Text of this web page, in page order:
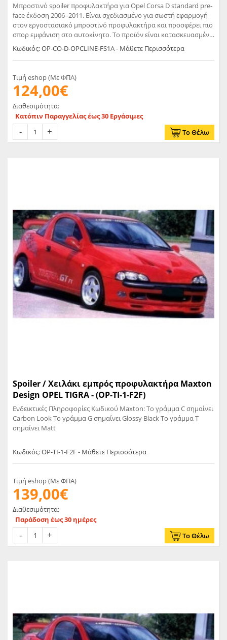
Μπροστινό spoiler προφυλακτήρα για Opel Corsa D standard pre-
face έκδοση 2006–2011. Είναι σχεδιασμένο για σωστή εφαρμογή
στον εργοστασιακό μπροστινό προφυλακτήρα και προσφέρει πιο
σπορ εμφάνιση στο αυτοκίνητο. Το προϊόν είναι κατασκευασμένο
από υψηλής ποιότητας ABS plastic, ένα υλικό που έχει
δημιουργηθεί ειδικά για χρήση στην αυτοκινητοβιομηχανία.
Χαρακτηριστικά Προϊόντος: Προϊόν: Μπροστινό spoiler
προφυλακτήρα Μοντέλο: Opel Corsa D Έκδοση: Standard pre-face
Χρονολογία: 2006–2011 Υλικό: ABS plastic Φινίρισμα: Άβαφο,
απαιτεί βαφή Πιστοποίηση: TUV Materialgutachten
Κωδικός: OP-CO-D-OPCLINE-FS1A - Μάθετε Περισσότερα
Τιμή eshop (Με ΦΠΑ)
124,00€
Διαθεσιμότητα:
Κατόπιν Παραγγελίας έως 30 Εργάσιμες
Το Θέλω
Spoiler / Χειλάκι εμπρός προφυλακτήρα Maxton
Design OPEL TIGRA - (OP-TI-1-F2F)
Ενδεικτικές Πληροφορίες Κωδικού Maxton: Το γράμμα C σημαίνει
Carbon Look Το γράμμα G σημαίνει Glossy Black Το γράμμα T
σημαίνει Matt
Κωδικός: OP-TI-1-F2F - Μάθετε Περισσότερα
Τιμή eshop (Με ΦΠΑ)
139,00€
Διαθεσιμότητα:
Παράδοση έως 30 ημέρες
Το Θέλω